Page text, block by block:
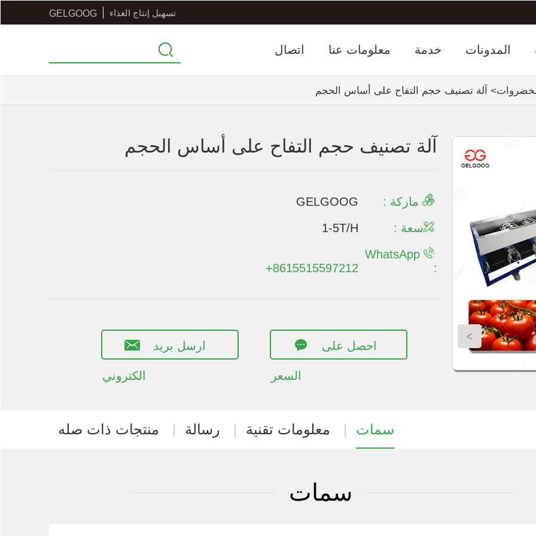
تسهيل إنتاج الغذاء GELGOOG
المدونات خدمة معلومات عنا اتصال
> آلة تصنيف حجم التفاح على أساس الحجم
>
آلة تصنيف حجم التفاح على أساس الحجم
ماركة :
GELGOOG
سعة :
1-5T/H
WhatsApp
:
+8615515597212
احصل على
السعر
ارسل بريد
الكتروني
سمات | معلومات تقنية | رسالة | منتجات ذات صله
سمات